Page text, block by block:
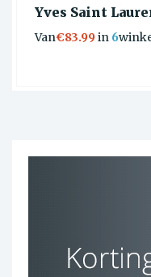
Yves Saint
Van€83.99in 6